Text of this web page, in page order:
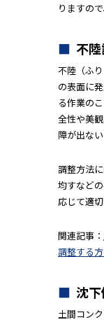
りますの
不
不陸（ふ
の表面に
る作業の
全性や美
障が出ない
調整方法
均すなど
応じて適
関連記事：
調整する
沈
土間コン